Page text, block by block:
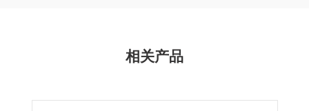
相关产品